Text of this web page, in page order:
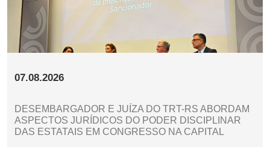
07.08.2026
DESEMBARGADOR E JUÍZA DO TRT-RS ABORDAM
ASPECTOS JURÍDICOS DO PODER DISCIPLINAR
DAS ESTATAIS EM CONGRESSO NA CAPITAL